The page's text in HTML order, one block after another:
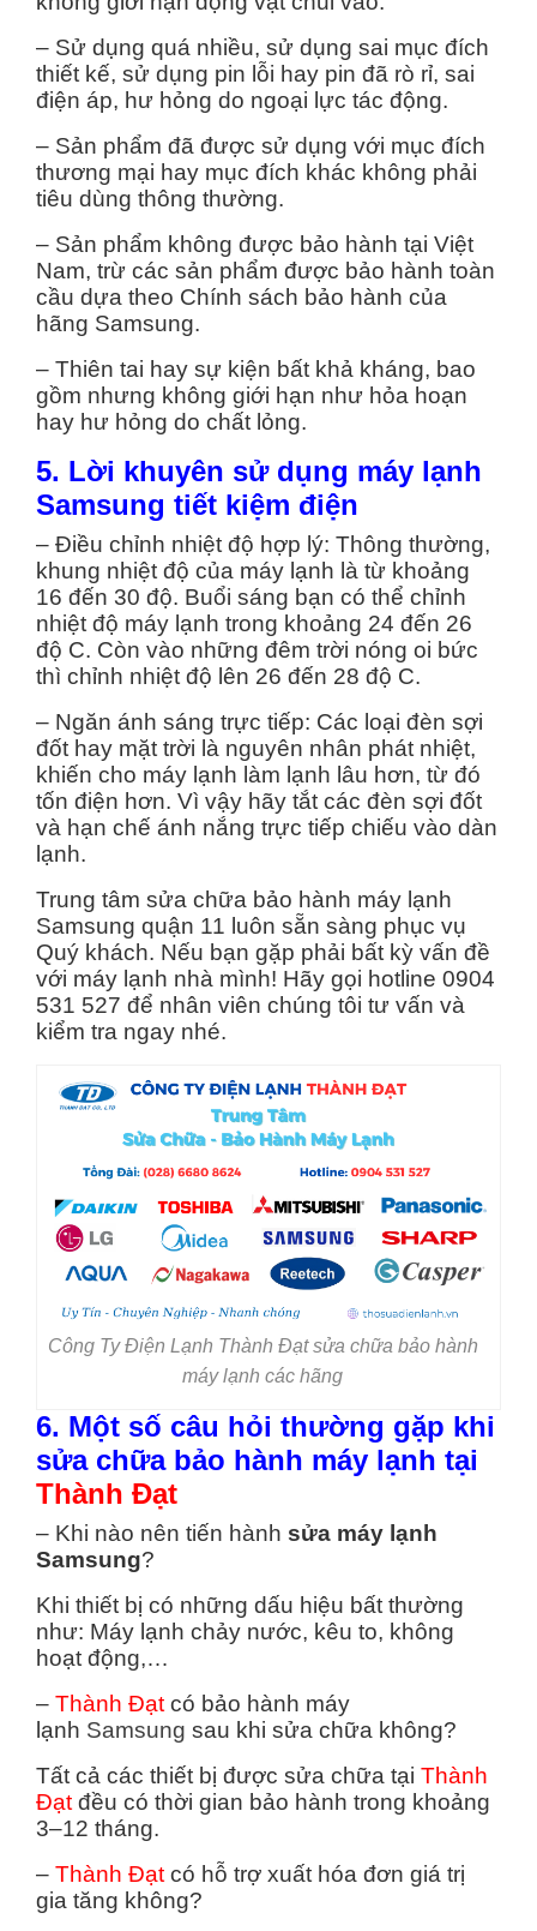
– Sử dụng quá nhiều, sử dụng sai mục đích
thiết kế, sử dụng pin lỗi hay pin đã rò rỉ, sai
điện áp, hư hỏng do ngoại lực tác động.
– Sản phẩm đã được sử dụng với mục đích
thương mại hay mục đích khác không phải
tiêu dùng thông thường.
– Sản phẩm không được bảo hành tại Việt
Nam, trừ các sản phẩm được bảo hành toàn
cầu dựa theo Chính sách bảo hành của
hãng Samsung.
– Thiên tai hay sự kiện bất khả kháng, bao
gồm nhưng không giới hạn như hỏa hoạn
hay hư hỏng do chất lỏng.
5. Lời khuyên sử dụng máy lạnh
Samsung tiết kiệm điện
– Điều chỉnh nhiệt độ hợp lý: Thông thường,
khung nhiệt độ của máy lạnh là từ khoảng
16 đến 30 độ. Buổi sáng bạn có thể chỉnh
nhiệt độ máy lạnh trong khoảng 24 đến 26
độ C. Còn vào những đêm trời nóng oi bức
thì chỉnh nhiệt độ lên 26 đến 28 độ C.
– Ngăn ánh sáng trực tiếp: Các loại đèn sợi
đốt hay mặt trời là nguyên nhân phát nhiệt,
khiến cho máy lạnh làm lạnh lâu hơn, từ đó
tốn điện hơn. Vì vậy hãy tắt các đèn sợi đốt
và hạn chế ánh nắng trực tiếp chiếu vào dàn
lạnh.
Trung tâm sửa chữa bảo hành máy lạnh
Samsung quận 11 luôn sẵn sàng phục vụ
Quý khách. Nếu bạn gặp phải bất kỳ vấn đề
với máy lạnh nhà mình! Hãy gọi hotline 0904
531 527 để nhân viên chúng tôi tư vấn và
kiểm tra ngay nhé.
Công Ty Điện Lạnh Thành Đạt sửa chữa bảo hành
máy lạnh các hãng
6. Một số câu hỏi thường gặp khi
sửa chữa bảo hành máy lạnh tại
Thành Đạt
– Khi nào nên tiến hành sửa máy lạnh
Samsung?
Khi thiết bị có những dấu hiệu bất thường
như: Máy lạnh chảy nước, kêu to, không
hoạt động,…
– Thành Đạt có bảo hành máy
lạnh Samsung sau khi sửa chữa không?
Tất cả các thiết bị được sửa chữa tại Thành
Đạt đều có thời gian bảo hành trong khoảng
3–12 tháng.
– Thành Đạt có hỗ trợ xuất hóa đơn giá trị
gia tăng không?